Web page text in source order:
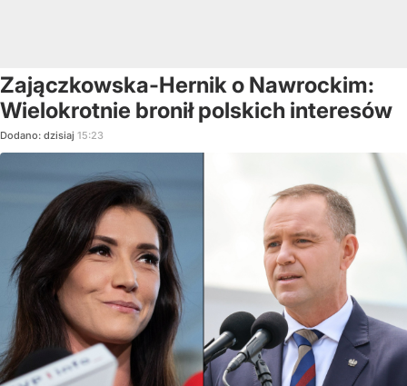
Zajączkowska-Hernik o Nawrockim:
Wielokrotnie bronił polskich interesów
Dodano: dzisiaj 15:23